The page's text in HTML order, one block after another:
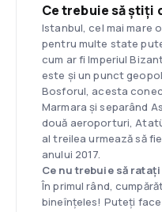
Ce trebuie să știți
Istanbul, cel mai mare
pentru multe state
cum ar fi Imperiul
este și un punct
Bosforul, acesta
Marmara și separând
două aeroporturi,
al treilea urmează să
anului 2017.
Ce nu trebuie să
În primul rând,
bineînțeles! Puteți